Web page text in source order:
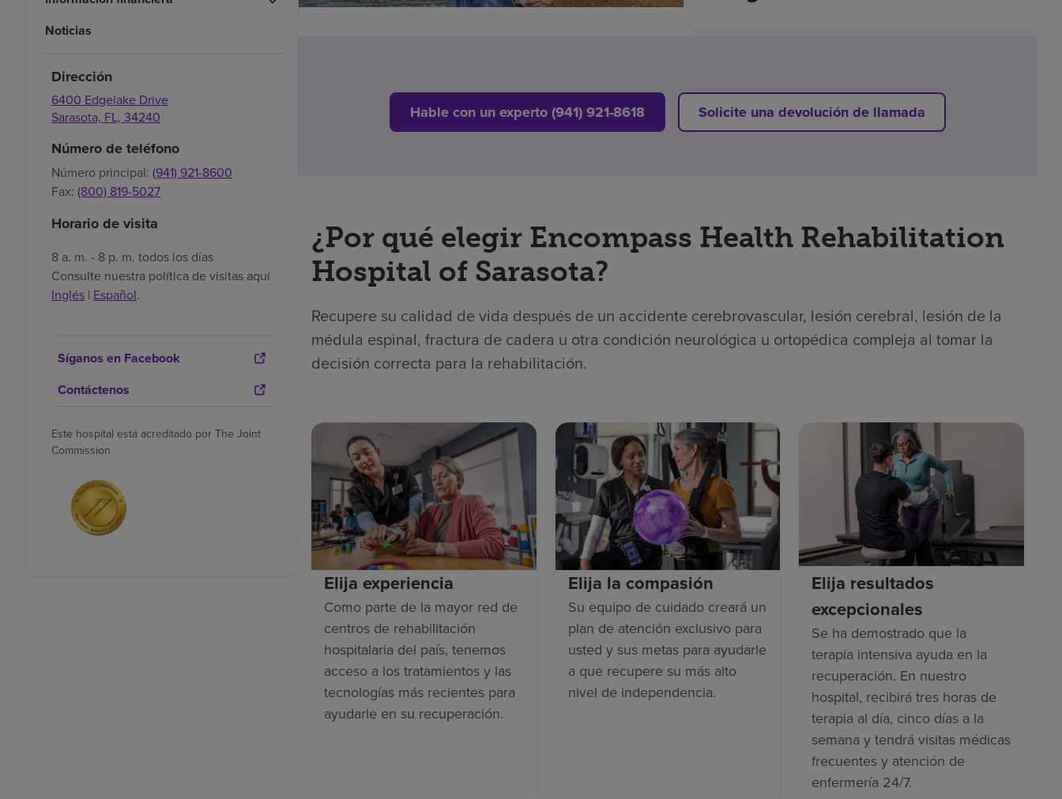
Noticias
Dirección
6400 Edgelake Drive
Sarasota, FL, 34240
Número de teléfono
Número principal: (941) 921-8600
Fax: (800) 819-5027
Horario de visita
8 a. m. - 8 p. m. todos los días
Consulte nuestra política de visitas aquí
Inglés | Español.
Síganos en Facebook
Contáctenos
Este hospital está acreditado por The Joint
Commission
Hable con un experto (941) 921-8618 Solicite una devolución de llamada
¿Por qué elegir Encompass Health Rehabilitation
Hospital of Sarasota?
Recupere su calidad de vida después de un accidente cerebrovascular, lesión cerebral, lesión de la
médula espinal, fractura de cadera u otra condición neurológica u ortopédica compleja al tomar la
decisión correcta para la rehabilitación.
Elija experiencia
Como parte de la mayor red de
centros de rehabilitación
hospitalaria del país, tenemos
acceso a los tratamientos y las
tecnologías más recientes para
ayudarle en su recuperación.
Elija la compasión
Su equipo de cuidado creará un
plan de atención exclusivo para
usted y sus metas para ayudarle
a que recupere su más alto
nivel de independencia.
Elija resultados
excepcionales
Se ha demostrado que la
terapia intensiva ayuda en la
recuperación. En nuestro
hospital, recibirá tres horas de
terapia al día, cinco días a la
semana y tendrá visitas médicas
frecuentes y atención de
enfermería 24/7.